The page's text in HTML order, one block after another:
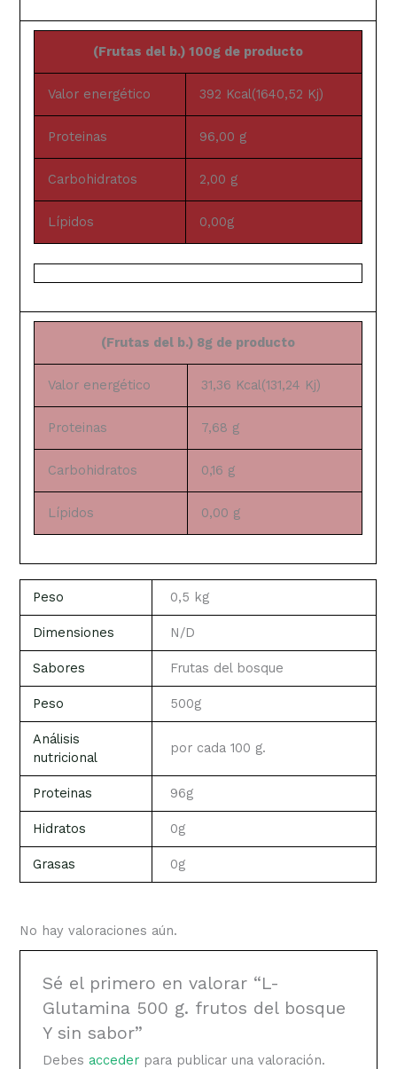
(Frutas del b.) 100g de producto
Valor energético 392 Kcal(1640,52 Kj)
Proteinas 96,00 g
Carbohidratos 2,00 g
Lípidos 0,00g
(Frutas del b.) 8g de producto
Valor energético 31,36 Kcal(131,24 Kj)
Proteinas 7,68 g
Carbohidratos 0,16 g
Lípidos 0,00 g
Peso 0,5 kg
Dimensiones N/D
Sabores Frutas del bosque
Peso 500g
Análisis
nutricional
por cada 100 g.
Proteinas 96g
Hidratos 0g
Grasas 0g
No hay valoraciones aún.
Sé el primero en valorar “L-
Glutamina 500 g. frutos del bosque
Y sin sabor”
Debes accederpara publicar una valoración.